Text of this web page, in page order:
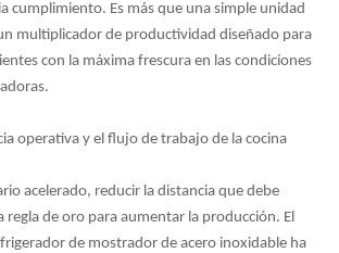
cumplimiento. Es más que una simple unidad
multiplicador de productividad diseñado para
con la máxima frescura en las condiciones
operativa y el flujo de trabajo de la cocina
acelerado, reducir la distancia que debe
regla de oro para aumentar la producción. El
de mostrador de acero inoxidable ha